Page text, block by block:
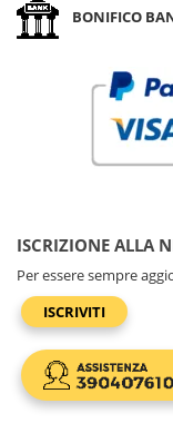
BONIFICO
ISCRIZIONE ALLA
Per essere sempre
ISCRIVITI